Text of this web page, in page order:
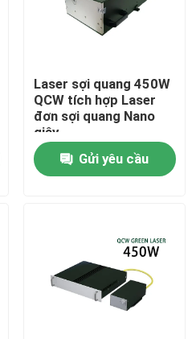
Laser sợi quang 450W
QCW tích hợp Laser
đơn sợi quang Nano
giây
Gửi yêu cầu